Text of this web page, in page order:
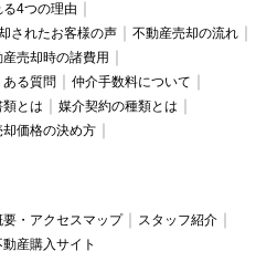
る4つの理由
されたお客様の声
不動産売却の流れ
産売却時の諸費用
ある質問
仲介手数料について
とは
媒介契約の種類とは
価格の決め方
要・アクセスマップ
スタッフ紹介
産購入サイト